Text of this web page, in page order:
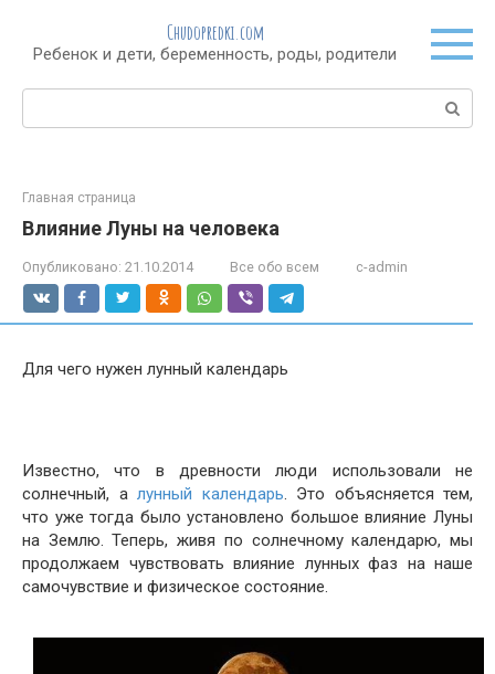
контенту
Chudopredki.com
Ребенок и дети, беременность, роды, родители
Поиск:
Главная страница
Влияние Луны на человека
Опубликовано: 21.10.2014 Все обо всем c-admin
Для чего нужен лунный календарь
Известно, что в древности люди использовали не
солнечный, а лунный календарь. Это объясняется тем,
что уже тогда было установлено большое влияние Луны
на Землю. Теперь, живя по солнечному календарю, мы
продолжаем чувствовать влияние лунных фаз на наше
самочувствие и физическое состояние.